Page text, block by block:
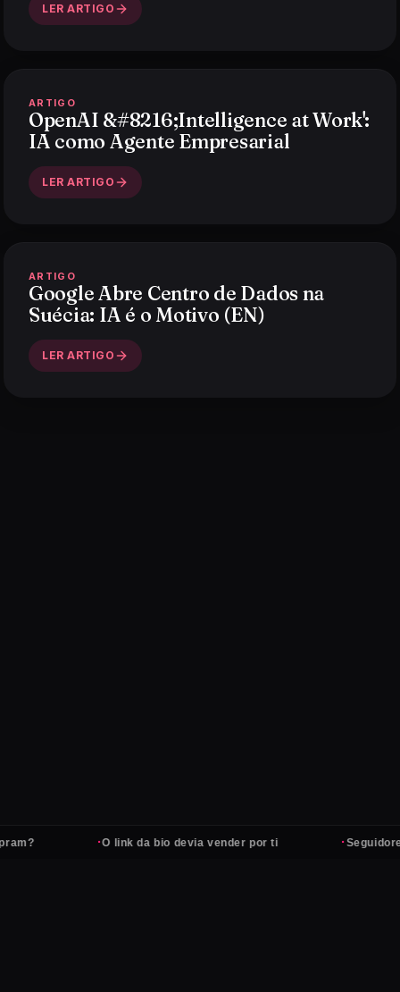
LER ARTIGO
ARTIGO
OpenAI &#8216;Intelligence at Work':
IA como Agente Empresarial
LER ARTIGO
ARTIGO
Google Abre Centro de Dados na
Suécia: IA é o Motivo (EN)
LER ARTIGO
O link da bio devia vender por ti